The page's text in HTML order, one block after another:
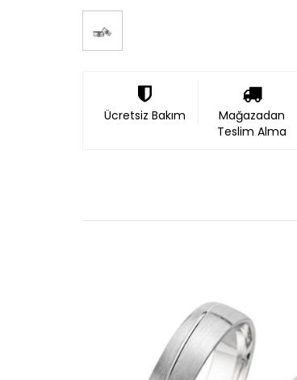
Ücretsiz Bakım
Mağazadan
Teslim Alma